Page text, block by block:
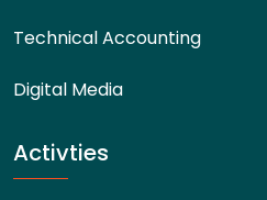
Technical Accounting
Digital Media
Activties